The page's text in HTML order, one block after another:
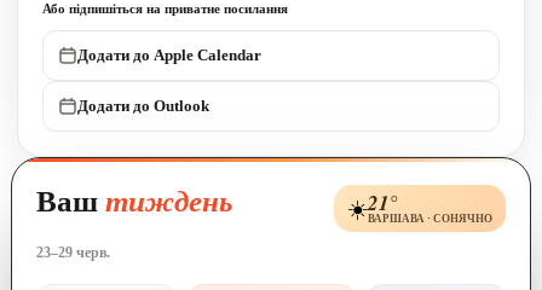
Або підпишіться на приватне посилання
Додати до Apple Calendar
Додати до Outlook
Ваштиждень ☀️21°
ВАРШАВА · СОНЯЧНО
23–29 черв.